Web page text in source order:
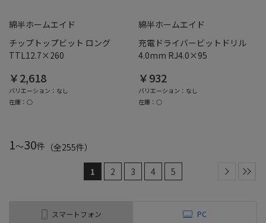
綿半ホームエイド
チップトップビット ロング
TTL12.7×260
￥2,618
バリエーション：なし
在庫：○
綿半ホームエイド
充電ドライバービットドリル
4.0mm RJ4.0×95
￥932
バリエーション：なし
在庫：○
1～30件 （全255件）
1 2 3 4 5
スマートフォン PC